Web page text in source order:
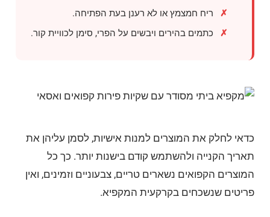
ריח חמצמץ או לא רענן בעת הפתיחה.
כתמים בהירים ויבשים על הפרי, סימן לכוויית קור.
כדאי לחלק את המוצרים למנות אישיות, לסמן עליהן את
תאריך הקנייה ולהשתמש קודם בישנות יותר. כך כל
המוצרים הקפואים נשארים טריים, צבעוניים וזמינים, ואין
פריטים שנשכחים בקרקעית המקפיא.